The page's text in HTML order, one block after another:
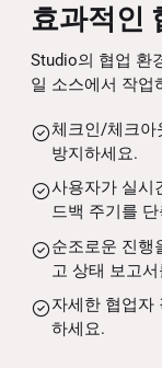
효과적인
Studio의 협업 환
일 소스에서 작업
체크인/체크아
방지하세요.
사용자가 실시
드백 주기를
순조로운 진행
고 상태 보고
자세한 협업자
하세요.